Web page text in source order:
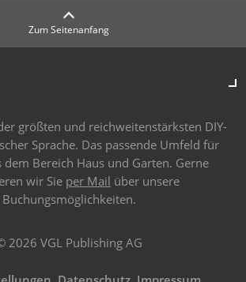
Zum Seitenanfang
größten und reichweitenstärksten DIY-
Sprache. Das passende Umfeld für
dem Bereich Haus und Garten. Gerne
wir Sie per Mail über unsere
Buchungsmöglichkeiten.
2026 VGL Publishing AG